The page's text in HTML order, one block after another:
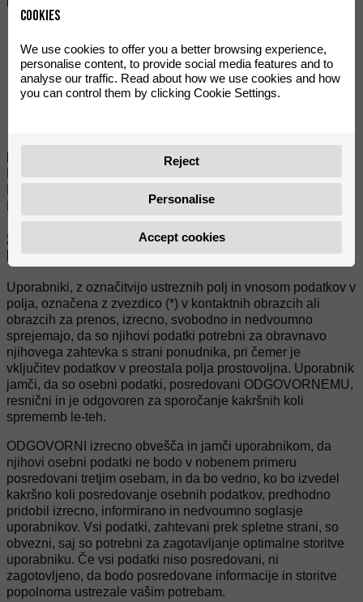
Pravica do dostopa, popravka, prenosljivosti in izbrisa
svojih podatkov ter omejitve ali ugovora na njihovo
obdelavo.
Pravica do vložitve pritožbe pri nadzornem organu
Kontaktni podatki za uveljavljanje vaših pravic:
RIEJU, S.A.
Elektronski naslov: rieju@riejumoto.com
2. OBVEZNOST ALI PROSTOVOLJNOST INFORMACIJ, KI JIH
POSREDUJE UPORABNIK
Uporabniki, z označitvijo ustreznih polj in vnosom podatkov v
polja, označena z zvezdico (*) v kontaktnih obrazcih ali
obrazcih za prenos, izrecno, svobodno in nedvoumno
sprejemajo, da so njihovi podatki potrebni za obravnavo
njihovega zahtevka s strani ponudnika, pri čemer je
vključitev podatkov v preostala polja prostovoljna. Uporabnik
jamči, da so osebni podatki, posredovani ODGOVORNEMU,
resnični in je odgovoren za sporočanje kakršnih koli
sprememb le-teh.
ODGOVORNI izrecno obvešča in jamči uporabnikom, da
njihovi osebni podatki ne bodo v nobenem primeru
posredovani tretjim osebam, in da bo vedno, ko bo izvedel
kakršno koli posredovanje osebnih podatkov, predhodno
pridobil izrecno, informirano in nedvoumno soglasje
uporabnikov. Vsi podatki, zahtevani prek spletne strani, so
obvezni, saj so potrebni za zagotavljanje optimalne storitve
uporabniku. Če vsi podatki niso posredovani, ni
zagotovljeno, da bodo posredovane informacije in storitve
popolnoma ustrezale vašim potrebam.
Cookies
We use cookies to offer you a better browsing experience,
personalise content, to provide social media features and to
analyse our traffic. Read about how we use cookies and how
you can control them by clicking Cookie Settings.
Reject
Personalise
Accept cookies